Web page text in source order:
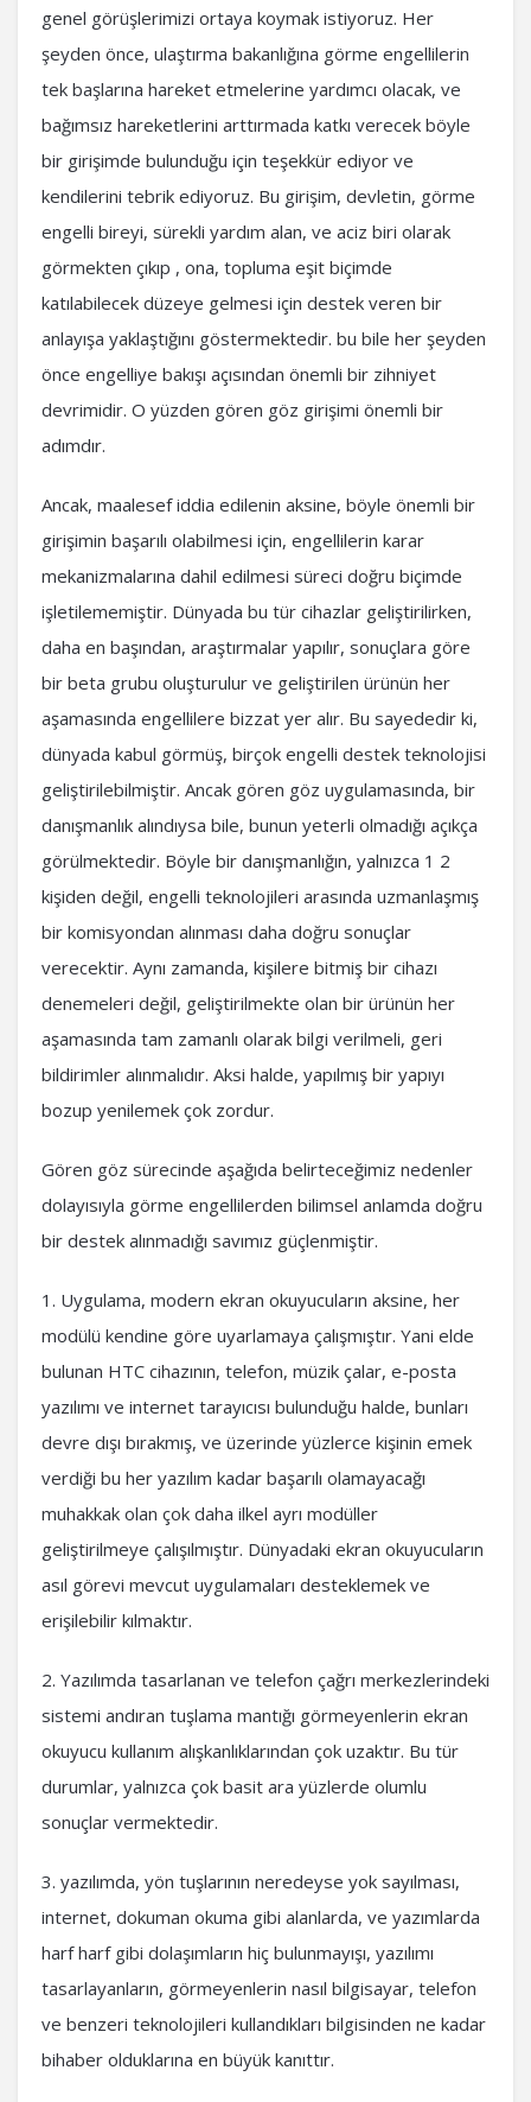
genel görüşlerimizi ortaya koymak istiyoruz. Her
şeyden önce, ulaştırma bakanlığına görme engellilerin
tek başlarına hareket etmelerine yardımcı olacak, ve
bağımsız hareketlerini arttırmada katkı verecek böyle
bir girişimde bulunduğu için teşekkür ediyor ve
kendilerini tebrik ediyoruz. Bu girişim, devletin, görme
engelli bireyi, sürekli yardım alan, ve aciz biri olarak
görmekten çıkıp , ona, topluma eşit biçimde
katılabilecek düzeye gelmesi için destek veren bir
anlayışa yaklaştığını göstermektedir. bu bile her şeyden
önce engelliye bakışı açısından önemli bir zihniyet
devrimidir. O yüzden gören göz girişimi önemli bir
adımdır.
Ancak, maalesef iddia edilenin aksine, böyle önemli bir
girişimin başarılı olabilmesi için, engellilerin karar
mekanizmalarına dahil edilmesi süreci doğru biçimde
işletilememiştir. Dünyada bu tür cihazlar geliştirilirken,
daha en başından, araştırmalar yapılır, sonuçlara göre
bir beta grubu oluşturulur ve geliştirilen ürünün her
aşamasında engellilere bizzat yer alır. Bu sayededir ki,
dünyada kabul görmüş, birçok engelli destek teknolojisi
geliştirilebilmiştir. Ancak gören göz uygulamasında, bir
danışmanlık alındıysa bile, bunun yeterli olmadığı açıkça
görülmektedir. Böyle bir danışmanlığın, yalnızca 1 2
kişiden değil, engelli teknolojileri arasında uzmanlaşmış
bir komisyondan alınması daha doğru sonuçlar
verecektir. Aynı zamanda, kişilere bitmiş bir cihazı
denemeleri değil, geliştirilmekte olan bir ürünün her
aşamasında tam zamanlı olarak bilgi verilmeli, geri
bildirimler alınmalıdır. Aksi halde, yapılmış bir yapıyı
bozup yenilemek çok zordur.
Gören göz sürecinde aşağıda belirteceğimiz nedenler
dolayısıyla görme engellilerden bilimsel anlamda doğru
bir destek alınmadığı savımız güçlenmiştir.
1. Uygulama, modern ekran okuyucuların aksine, her
modülü kendine göre uyarlamaya çalışmıştır. Yani elde
bulunan HTC cihazının, telefon, müzik çalar, e-posta
yazılımı ve internet tarayıcısı bulunduğu halde, bunları
devre dışı bırakmış, ve üzerinde yüzlerce kişinin emek
verdiği bu her yazılım kadar başarılı olamayacağı
muhakkak olan çok daha ilkel ayrı modüller
geliştirilmeye çalışılmıştır. Dünyadaki ekran okuyucuların
asıl görevi mevcut uygulamaları desteklemek ve
erişilebilir kılmaktır.
2. Yazılımda tasarlanan ve telefon çağrı merkezlerindeki
sistemi andıran tuşlama mantığı görmeyenlerin ekran
okuyucu kullanım alışkanlıklarından çok uzaktır. Bu tür
durumlar, yalnızca çok basit ara yüzlerde olumlu
sonuçlar vermektedir.
3. yazılımda, yön tuşlarının neredeyse yok sayılması,
internet, dokuman okuma gibi alanlarda, ve yazımlarda
harf harf gibi dolaşımların hiç bulunmayışı, yazılımı
tasarlayanların, görmeyenlerin nasıl bilgisayar, telefon
ve benzeri teknolojileri kullandıkları bilgisinden ne kadar
bihaber olduklarına en büyük kanıttır.